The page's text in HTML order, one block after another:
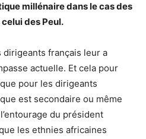
millénaire dans le cas des
des Peul.
dirigeants français leur a
actuelle. Et cela pour
pour les dirigeants
est secondaire ou même
du président
les ethnies africaines